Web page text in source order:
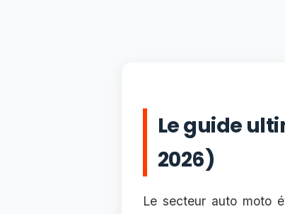
Le guide
2026)
Le secteur auto moto